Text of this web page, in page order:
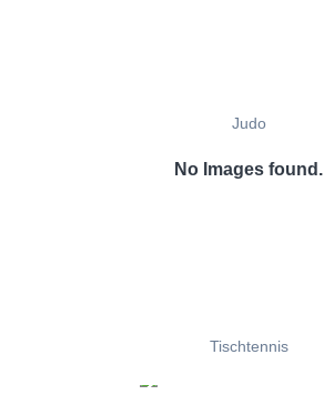
Judo
No Images found.
Tischtennis